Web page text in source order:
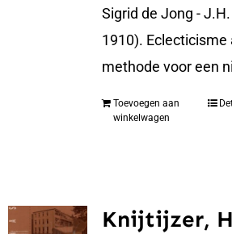
Sigrid de Jong -
1910).
methode voor een
Toevoegen aan
winkelwagen
Knijtijzer,